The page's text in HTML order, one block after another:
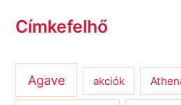
Címkefelhő
Agave akciók